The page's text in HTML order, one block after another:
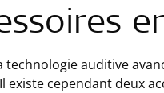
technologie auditive
Il existe cependant deux